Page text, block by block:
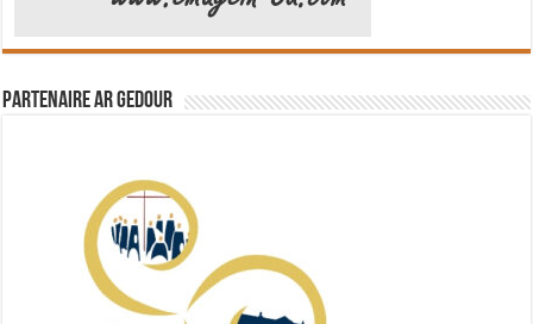
Partenaire Ar Gedour